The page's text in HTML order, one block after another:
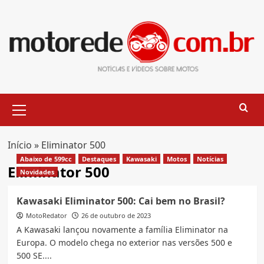
content
Menu
Início » Eliminator 500
Eliminator 500
Abaixo de 599cc Destaques Kawasaki Motos
Notícias
Novidades
Kawasaki Eliminator 500: Cai bem no Brasil?
MotoRedator 26 de outubro de 2023
A Kawasaki lançou novamente a família Eliminator na
Europa. O modelo chega no exterior nas versões 500 e
500 SE....